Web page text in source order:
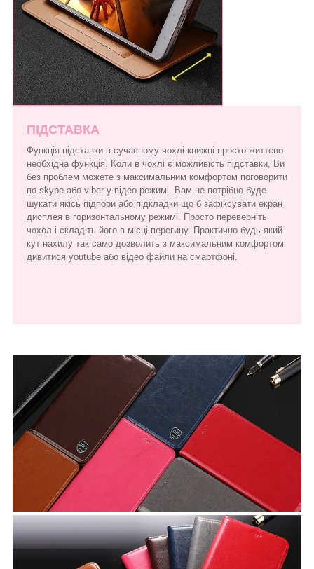
ПІДСТАВКА
Функція підставки в сучасному чохлі книжці просто життєво
необхідна функція. Коли в чохлі є можливість підставки, Ви
без проблем можете з максимальним комфортом поговорити
по skype або viber у відео режимі. Вам не потрібно буде
шукати якісь підпори або підкладки що б зафіксувати екран
дисплея в горизонтальному режимі. Просто переверніть
чохол і складіть його в місці перегину. Практично будь-який
кут нахилу так само дозволить з максимальним комфортом
дивитися youtube або відео файли на смартфоні.